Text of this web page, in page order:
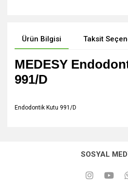
Ürün Bilgisi Taksit
MEDESY
991/D
Endodontik Kutu 991/D
SOSYAL